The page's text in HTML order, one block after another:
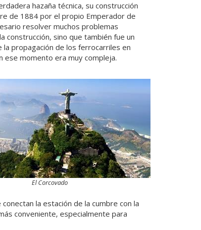
hazaña técnica, su construcción
de 1884 por el propio Emperador de
resolver muchos problemas
construcción, sino que también fue un
la propagación de los ferrocarriles en
ese momento era muy compleja.
El Corcovado
la estación de la cumbre con la
conveniente, especialmente para